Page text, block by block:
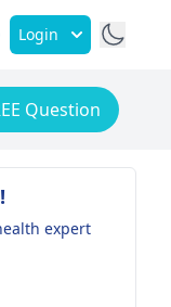
Login
Question
expert